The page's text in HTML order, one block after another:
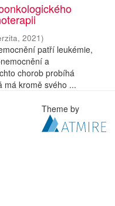
, 2021)
patří leukémie,
a
chorob probíhá
má kromě svého ...
Theme by